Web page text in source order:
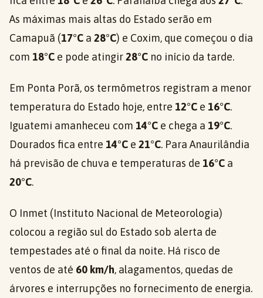
As máximas mais altas do Estado serão em
Camapuã (17°C a 28°C) e Coxim, que começou o dia
com 18°C e pode atingir28°C no início da tarde.
Em Ponta Porã, os termômetros registram a menor
temperatura do Estado hoje, entre 12°C e 16°C.
Iguatemi amanheceu com 14°C e chega a 19°C.
Dourados fica entre 14°C e 21°C. Para Anaurilândia
há previsão de chuva e temperaturas de 16°C a
20°C.
O Inmet (Instituto Nacional de Meteorologia)
colocou a região sul do Estado sob alerta de
tempestades até o final da noite. Há risco de
ventos de até 60 km/h, alagamentos, quedas de
árvores e interrupções no fornecimento de energia.